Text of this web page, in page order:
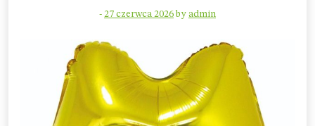
- 27 czerwca 2026 by admin